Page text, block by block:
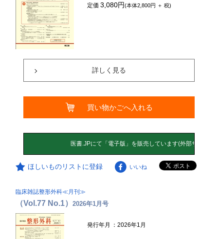
定価3,080円(本体2,800円 ＋ 税)
詳しく見る
買い物かごへ入れる
ほしいものリストに登録 いいね
臨床雑誌整形外科≪月刊≫
（Vol.77 No.1）2026年1月号
発行年月 ：2026年1月